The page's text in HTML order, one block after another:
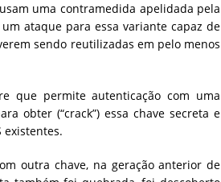
uma contramedida apelidada pela
ataque para essa variante capaz de
sendo reutilizadas em pelo menos
que permite autenticação com uma
obter (“crack”) essa chave secreta e
existentes.
outra chave, na geração anterior de